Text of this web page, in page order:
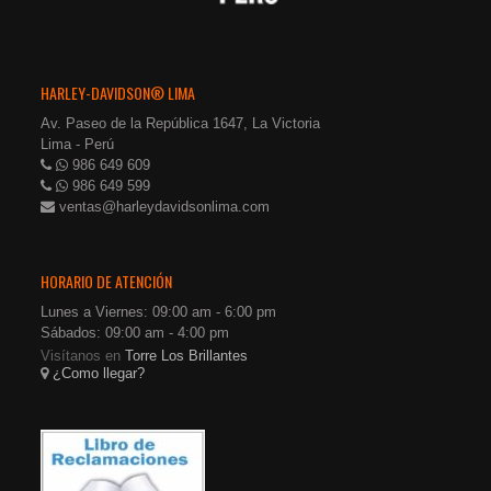
HARLEY-DAVIDSON® LIMA
Av. Paseo de la República 1647, La Victoria
Lima - Perú
986 649 609
986 649 599
ventas@harleydavidsonlima.com
HORARIO DE ATENCIÓN
Lunes a Viernes: 09:00 am - 6:00 pm
Sábados: 09:00 am - 4:00 pm
Visítanos enTorre Los Brillantes
¿Como llegar?